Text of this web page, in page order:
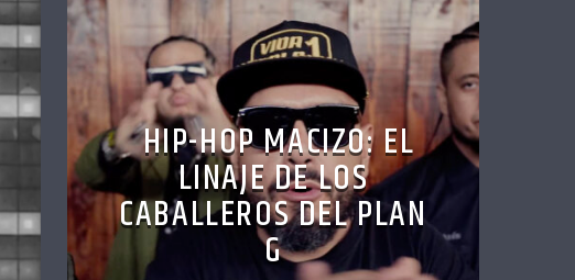
HIP-HOP MACIZO: EL
LINAJE DE LOS
CABALLEROS DEL PLAN
G